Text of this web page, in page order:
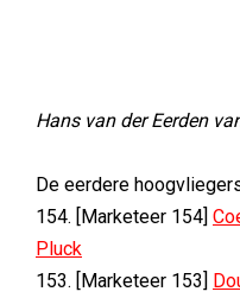
Hans van der Eerden
De eerdere
154. [Marketeer 154]
Pluck
153. [Marketeer 153]